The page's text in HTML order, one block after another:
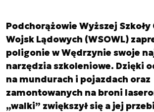
Podchorążowie Wyższej
Wojsk Lądowych (WSOWL)
poligonie w Wędrzynie swoje
narzędzia szkoleniowe. Dzięki
na mundurach i pojazdach oraz
zamontowanych na broni
„walki” zwiększył się a jej